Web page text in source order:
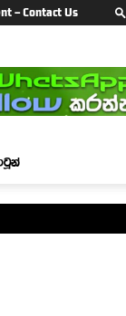
– Contact Us